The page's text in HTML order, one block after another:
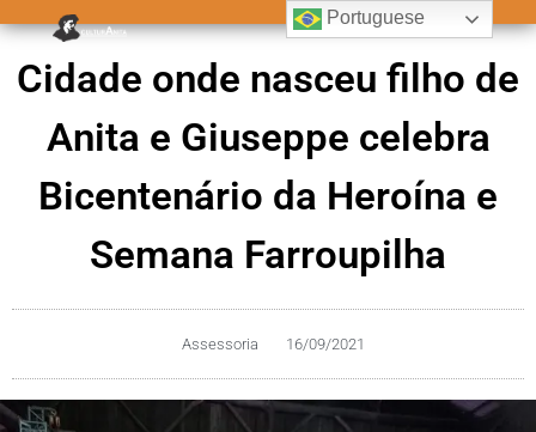
Cidade onde nasceu filho de
Anita e Giuseppe celebra
Bicentenário da Heroína e
Semana Farroupilha
Assessoria 16/09/2021
Portuguese